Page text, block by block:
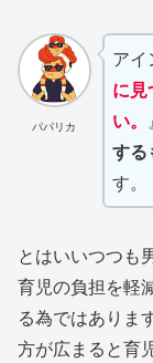
パパリカ
アイ
に
い。
する
す。
とはいいつつも
育児の負担を軽
る為ではありま
方が広まると育